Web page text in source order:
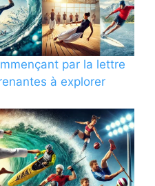
par la lettre
à explorer